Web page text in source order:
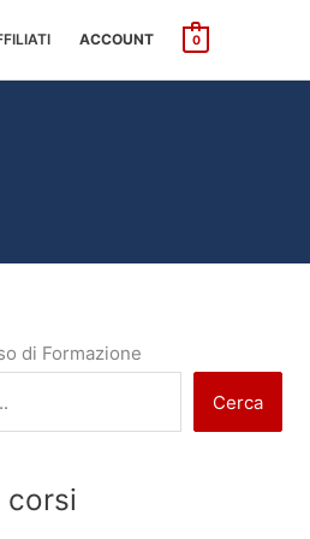
ACCOUNT 0
di Formazione
Cerca
corsi